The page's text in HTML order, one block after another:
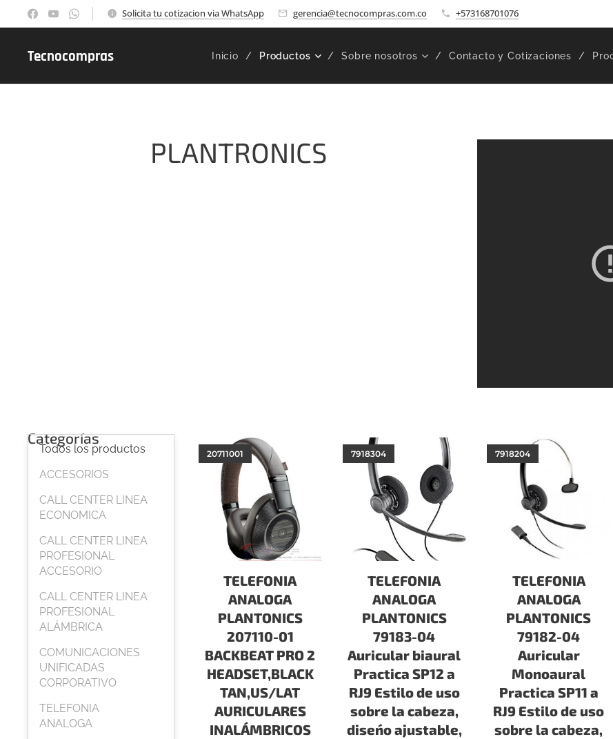
Solicita tu cotizacion via WhatsApp gerencia@tecnocompras.com.co +573168701076
Tecnocompras Inicio Productos Sobre nosotros Contacto y Cotizaciones
PLANTRONICS
Categorías
Todos los productos
ACCESORIOS
CALL CENTER LINEA
ECONOMICA
CALL CENTER LINEA
PROFESIONAL
ACCESORIO
CALL CENTER LINEA
PROFESIONAL
ALÁMBRICA
COMUNICACIONES
UNIFICADAS
CORPORATIVO
TELEFONIA
ANALOGA
TELEFONIA
ANALOGA
PLANTONICS
207110-01
BACKBEAT PRO 2
HEADSET,BLACK
TAN,US/LAT
AURICULARES
INALÁMBRICOS
20711001
TELEFONIA
ANALOGA
PLANTONICS
79183-04
Auricular biaural
Practica SP12 a
RJ9 Estilo de uso
sobre la cabeza,
diseńo ajustable,
7918304
TELEFONIA
ANALOGA
PLANTONICS
79182-04
Auricular
Monoaural
Practica SP11 a
RJ9 Estilo de uso
sobre la cabeza,
7918204